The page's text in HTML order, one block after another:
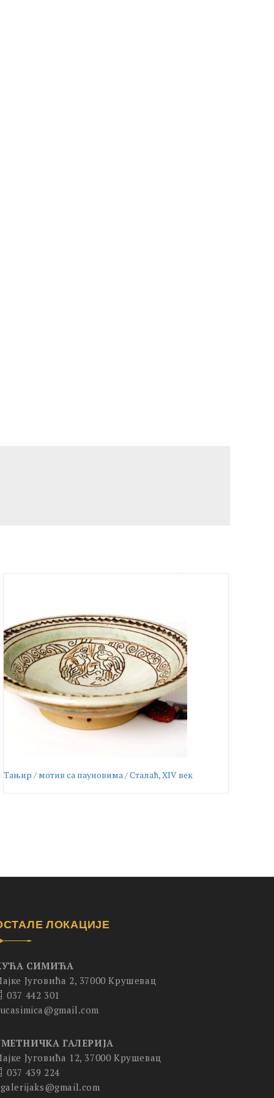
Тањир / мотив са пауновима / Сталаћ, XIV век
ЛОКАЦИЈЕ
СИМИЋА
Југовића 2, 37000 Крушевац
037 442 301
ГАЛЕРИЈА
Југовића 12, 37000 Крушевац
037 439 224